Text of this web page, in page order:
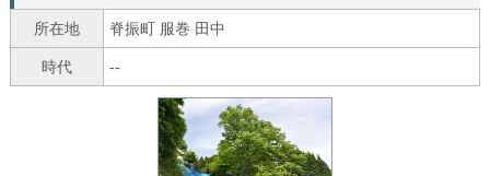
所在地 脊振町 服巻 田中
時代 --